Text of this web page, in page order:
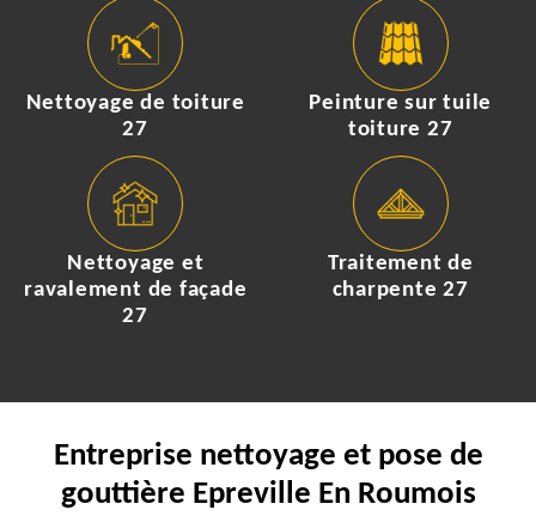
Nettoyage de toiture
27
Peinture sur tuile
toiture 27
Nettoyage et
ravalement de façade
27
Traitement de
charpente 27
Entreprise nettoyage et pose de
gouttière Epreville En Roumois